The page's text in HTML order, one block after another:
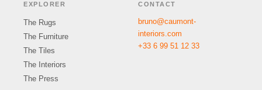
EXPLORER
The Rugs
The Furniture
The Tiles
The Interiors
The Press
CONTACT
bruno@caumont-
interiors.com
+33 6 99 51 12 33